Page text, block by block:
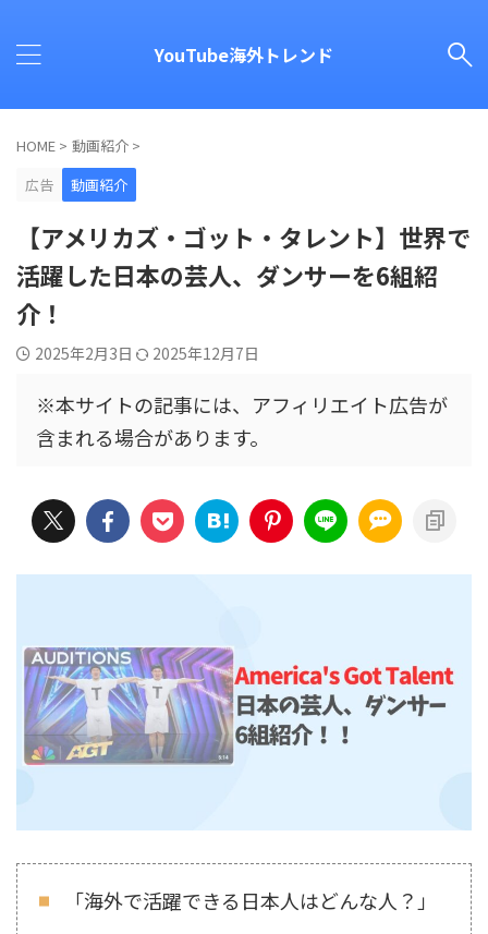
YouTube海外トレンド
HOME > 動画紹介 >
広告
動画紹介
【アメリカズ・ゴット・タレント】世界で
活躍した日本の芸人、ダンサーを6組紹
介！
2025年2月3日 2025年12月7日
※本サイトの記事には、アフィリエイト広告が
含まれる場合があります。
「海外で活躍できる日本人はどんな人？」